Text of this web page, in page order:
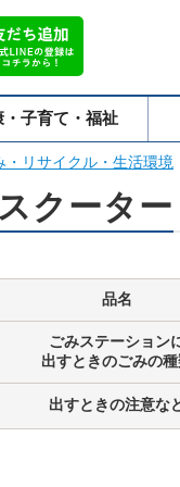
・子育て・福祉
・リサイクル・生活環境
スクーター
品名
ごみステーション
出すときのごみの
出すときの注意な